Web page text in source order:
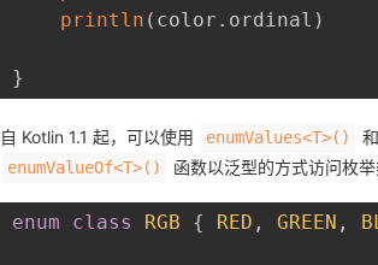
println ( color . ordinal )
}
自 Kotlin 1.1 起，可以使用 enumValues<T>() 和
enumValueOf<T>() 函数以泛型的方式访问枚举
enum class RGB { RED , GREEN ,